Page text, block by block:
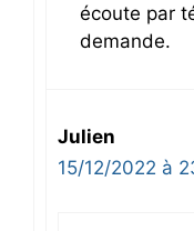
écoute par
demande.
Julien
15/12/2022 à